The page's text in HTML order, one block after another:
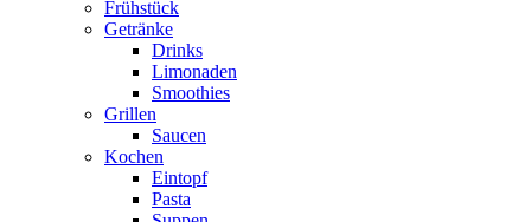
Frühstück
Getränke
Drinks
Limonaden
Smoothies
Grillen
Saucen
Kochen
Eintopf
Pasta